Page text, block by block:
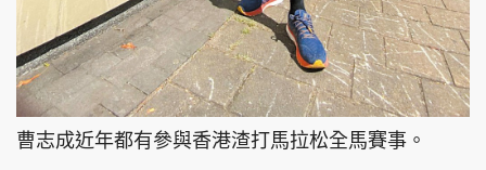
曹志成近年都有參與香港渣打馬拉松全馬賽事。